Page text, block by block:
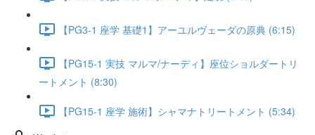
【PG3-1 座学 基礎1】アーユルヴェーダの原典 (6:15)
【PG15-1 実技 マルマ/ナーディ】座位ショルダートリ
ートメント (8:30)
【PG15-1 座学 施術】シャマナトリートメント (5:34)